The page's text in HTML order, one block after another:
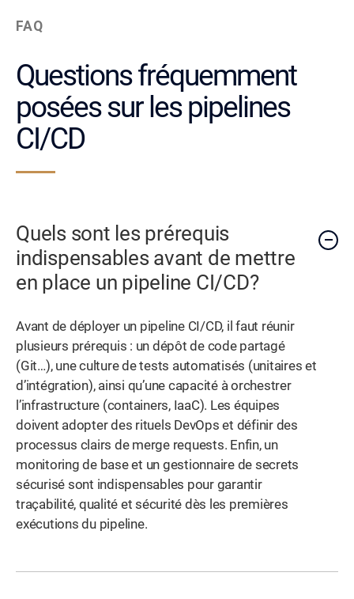
FAQ
Questions fréquemment
posées sur les pipelines
CI/CD
Quels sont les prérequis
indispensables avant de mettre
en place un pipeline CI/CD?
Avant de déployer un pipeline CI/CD, il faut réunir
plusieurs prérequis : un dépôt de code partagé
(Git…), une culture de tests automatisés (unitaires et
d’intégration), ainsi qu’une capacité à orchestrer
l’infrastructure (containers, IaaC). Les équipes
doivent adopter des rituels DevOps et définir des
processus clairs de merge requests. Enfin, un
monitoring de base et un gestionnaire de secrets
sécurisé sont indispensables pour garantir
traçabilité, qualité et sécurité dès les premières
exécutions du pipeline.